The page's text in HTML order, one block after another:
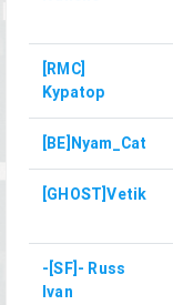
[RMC]
Kypatop
[BE]Nyam_Cat
[GHOST]Vetik
-[SF]- Russ
Ivan